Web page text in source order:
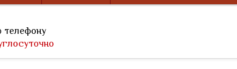
телефону